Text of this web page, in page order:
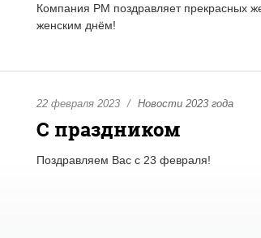
Компания РМ поздравляет прекрасных
женским днём!
22 февраля 2023 Новости 2023 года
С праздником
Поздравляем Вас с 23 февраля!